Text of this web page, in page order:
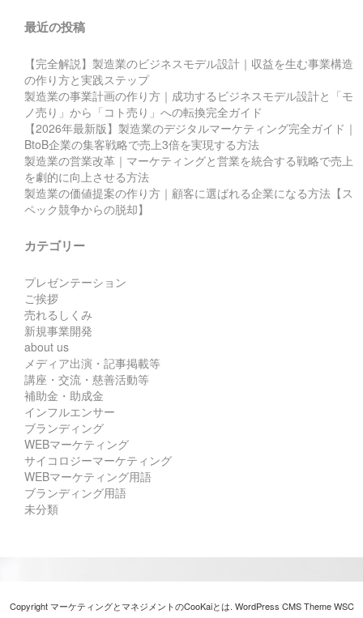
最近の投稿
【完全解説】製造業のビジネスモデル設計｜収益を生む事業構造
の作り方と実践ステップ
製造業の事業計画の作り方｜成功するビジネスモデル設計と「モ
ノ売り」から「コト売り」への転換完全ガイド
【2026年最新版】製造業のデジタルマーケティング完全ガイド｜
BtoB企業の集客戦略で売上3倍を実現する方法
製造業の営業改革｜マーケティングと営業を統合する戦略で売上
を劇的に向上させる方法
製造業の価値提案の作り方｜顧客に選ばれる企業になる方法【ス
ペック競争からの脱却】
カテゴリー
プレゼンテーション
ご挨拶
売れるしくみ
新規事業開発
about us
メディア出演・記事掲載等
講座・交流・慈善活動等
補助金・助成金
インフルエンサー
ブランディング
WEBマーケティング
サイコロジーマーケティング
WEBマーケティング用語
ブランディング用語
未分類
Copyright マーケティングとマネジメントのCooKaiとは. WordPress CMS ThemeWSC